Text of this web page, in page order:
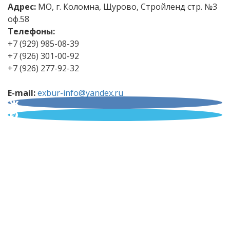
Адрес: МО, г. Коломна, Щурово, Стройленд стр. №3
оф.58
Телефоны:
+7 (929) 985-08-39
+7 (926) 301-00-92
+7 (926) 277-92-32
E-mail:exbur-info@yandex.ru